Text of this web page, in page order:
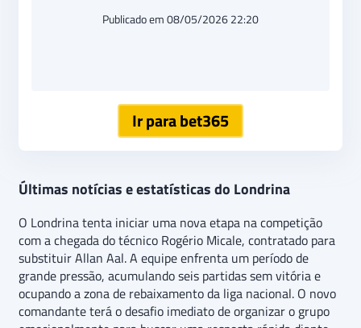
Publicado em 08/05/2026 22:20
Ir para bet365
Últimas notícias e estatísticas do Londrina
O Londrina tenta iniciar uma nova etapa na competição
com a chegada do técnico Rogério Micale, contratado para
substituir Allan Aal. A equipe enfrenta um período de
grande pressão, acumulando seis partidas sem vitória e
ocupando a zona de rebaixamento da liga nacional. O novo
comandante terá o desafio imediato de organizar o grupo